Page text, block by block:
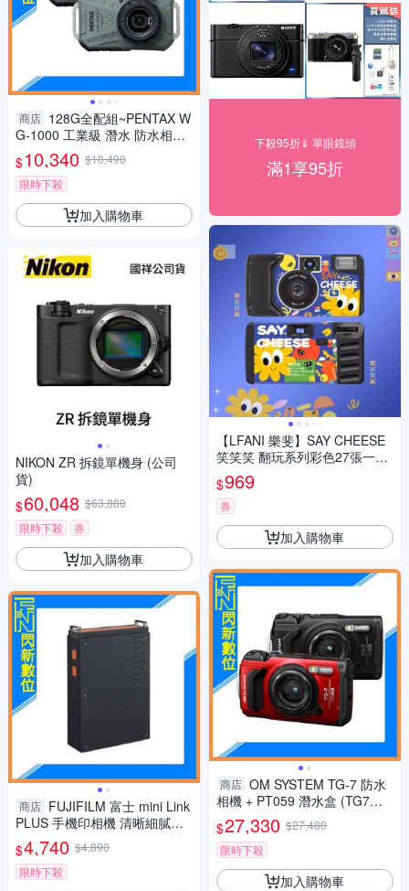
商店 128G全配組~PENTAX W
G-1000 工業級 潛水 防水相機
(WG1000，公司貨)抗撞、防
塵、耐寒、4K
$10,340 $10,490
限時下殺
加入購物車
NIKON ZR 拆鏡單機身 (公司
貨)
$60,048 $63,880
限時下殺
券
加入購物車
商店 FUJIFILM 富士 mini Link
PLUS 手機印相機 清晰細膩列
印(mini link+,公司貨)
$4,740 $4,890
限時下殺
下殺95折⇓ 單眼鏡頭
滿1享95折
【LFANI 樂斐】SAY CHEESE
笑笑笑 翻玩系列彩色27張一次
性閃光即可拍相機
$969
券
加入購物車
商店 OM SYSTEM TG-7 防水
相機 + PT059 潛水盒 (TG7，
公司貨)OLYMPUS
$27,330 $27,480
限時下殺
加入購物車